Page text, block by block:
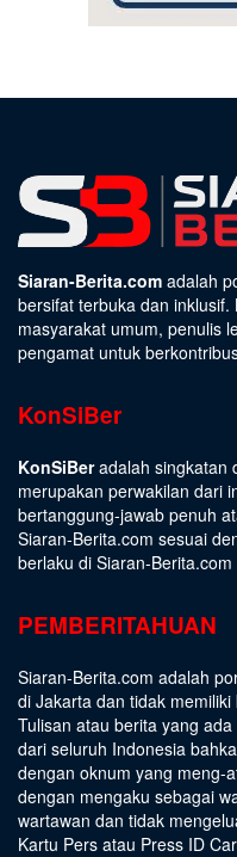
Siaran-Berita.com adalah
bersifat terbuka dan
masyarakat umum, penulis
pengamat untuk
KonSiBer
KonSiBeradalah singkatan
merupakan perwakilan dari
bertanggung-jawab penuh
Siaran-Berita.com sesuai
berlaku di Siaran-Berita.com
PEMBERITAHUAN
Siaran-Berita.com adalah
di Jakarta dan tidak
Tulisan atau berita yang
dari seluruh Indonesia
dengan oknum yang meng-
dengan mengaku sebagai
wartawan dan tidak
Kartu Pers atau Press ID